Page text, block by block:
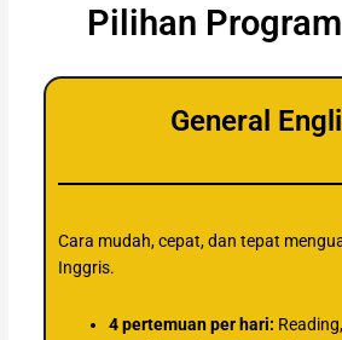
Pilihan
General
Cara mudah, cepat, dan tepat
Inggris.
4 pertemuan per hari: